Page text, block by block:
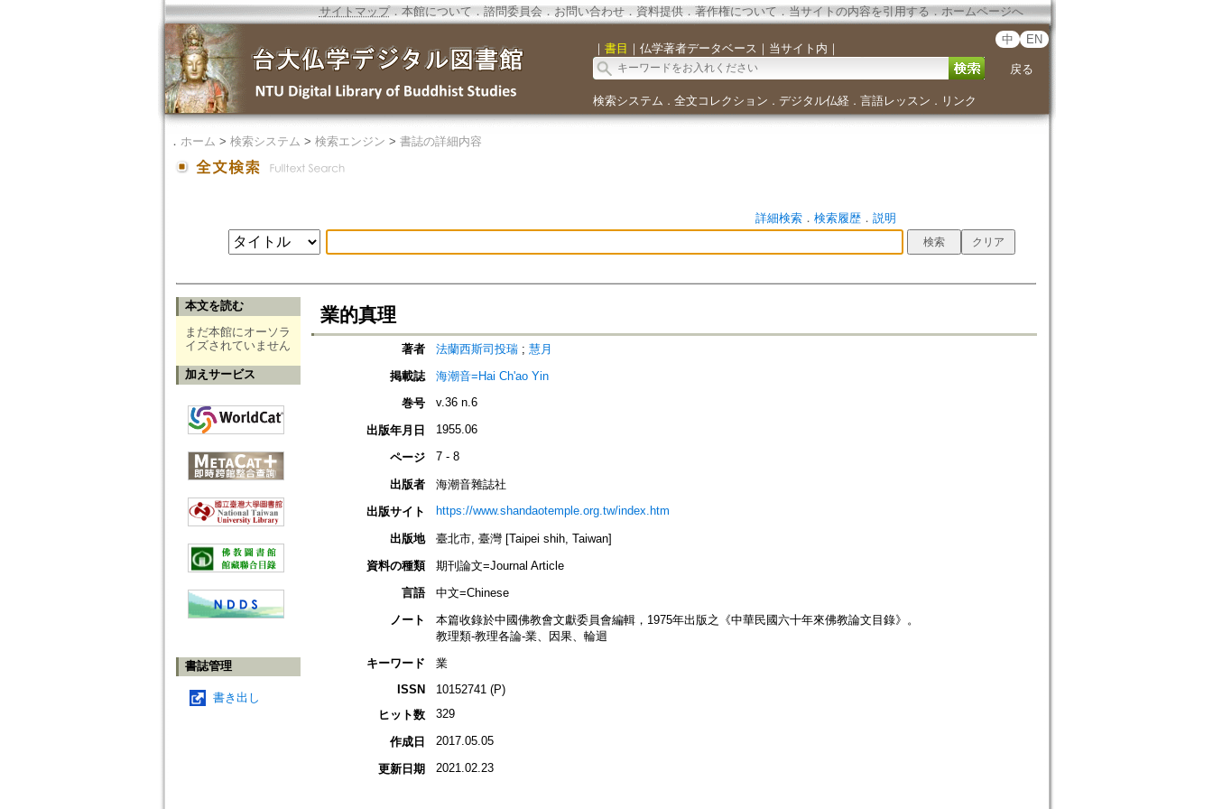
サイトマップ．本館について ． 諮問委員会． お問い合わせ． 資料提供． 著作権について．当サイトの内容を引用する ． ホームページへ
｜ 書目 ｜ 仏学著者データベース ｜ 当サイト内 ｜
中 EN
戻る
検索システム ． 全文コレクション ． デジタル仏経． 言語レッスン ． リンク
． ホーム > 検索システム > 検索エンジン > 書誌の詳細内容
詳細検索． 検索履歴． 説明
本文を読む
まだ本館にオーソラ
イズされていません
加えサービス
書誌管理
書き出し
業的真理
著者 法蘭西斯司投瑞; 慧月
掲載誌
海潮音=Hai Ch'ao Yin
巻号
v.36 n.6
出版年月日 1955.06
ページ 7 - 8
出版者
海潮音雜誌社
出版サイト
https://www.shandaotemple.org.tw/index.htm
出版地
臺北市, 臺灣 [Taipei shih, Taiwan]
資料の種類
期刊論文=Journal Article
言語
中文=Chinese
ノート
本篇收錄於中國佛教會文獻委員會編輯，1975年出版之《中華民國六十年來佛教論文目錄》。
教理類-教理各論-業、因果、輪迴
キーワード
業
ISSN
10152741 (P)
ヒット数
329
作成日 2017.05.05
更新日期 2021.02.23